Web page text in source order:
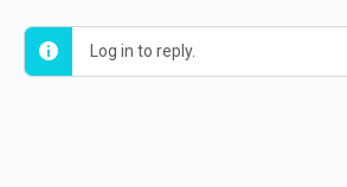
Log in to reply.